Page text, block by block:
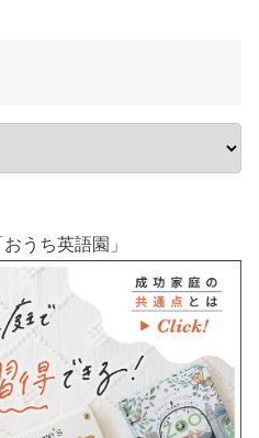
うち英語園」